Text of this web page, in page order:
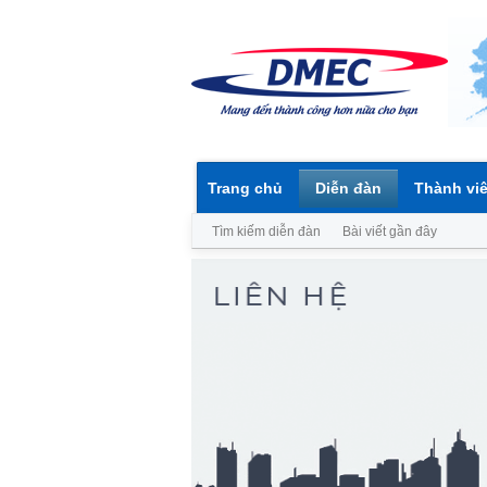
Trang chủ Diễn đàn
Tìm kiếm diễn đàn Bài viết gần đây
Thành